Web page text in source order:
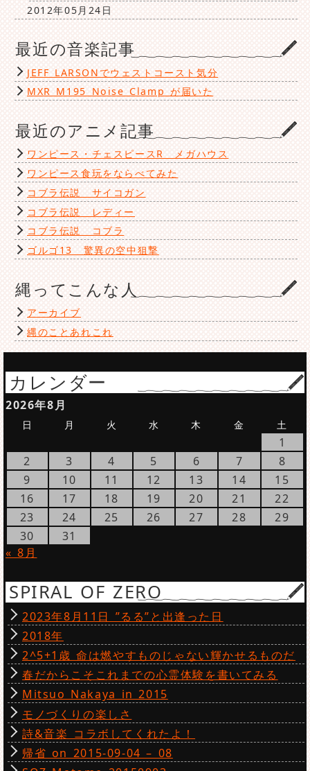
2012年05月24日
最近の音楽記事
JEFF LARSONでウェストコースト気分
MXR M195 Noise Clamp が届いた
最近のアニメ記事
ワンピース・チェスピースR メガハウス
ワンピース食玩をならべてみた
コブラ伝説 サイコガン
コブラ伝説 レディー
コブラ伝説 コブラ
ゴルゴ13 驚異の空中狙撃
縄ってこんな人
アーカイブ
縄のことあれこれ
カレンダー
2026年8月
日 月 火 水 木 金 土
1
2
3 4 5 6 7
8
9
10 11 12 13 14
15
16
17 18 19 20 21
22
23
24 25 26 27 28
29
30
31
« 8月
SPIRAL OF ZERO
2023年8月11日 ”るる”と出逢った日
2018年
2^5+1歳 命は燃やすものじゃない輝かせるものだ
春だからこそこれまでの心霊体験を書いてみる
Mitsuo Nakaya in 2015
モノづくりの楽しさ
詩&音楽 コラボしてくれたよ！
帰省 on 2015-09-04 – 08